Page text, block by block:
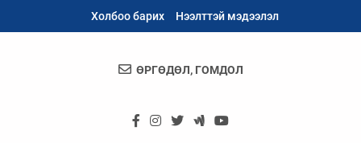
Холбоо барих Нээлттэй мэдээлэл
Архангай
ӨРГӨДӨЛ, ГОМДОЛ